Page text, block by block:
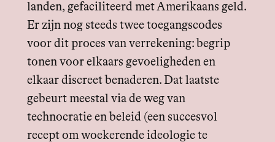
landen, gefaciliteerd met Amerikaans geld.
Er zijn nog steeds twee toegangscodes
voor dit proces van verrekening: begrip
tonen voor elkaars gevoeligheden en
elkaar discreet benaderen. Dat laatste
gebeurt meestal via de weg van
technocratie en beleid (een succesvol
recept om woekerende ideologie te